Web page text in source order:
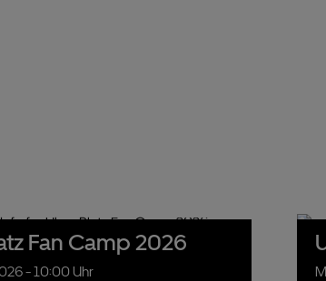
Fan Camp 2026
- 10:00 Uhr